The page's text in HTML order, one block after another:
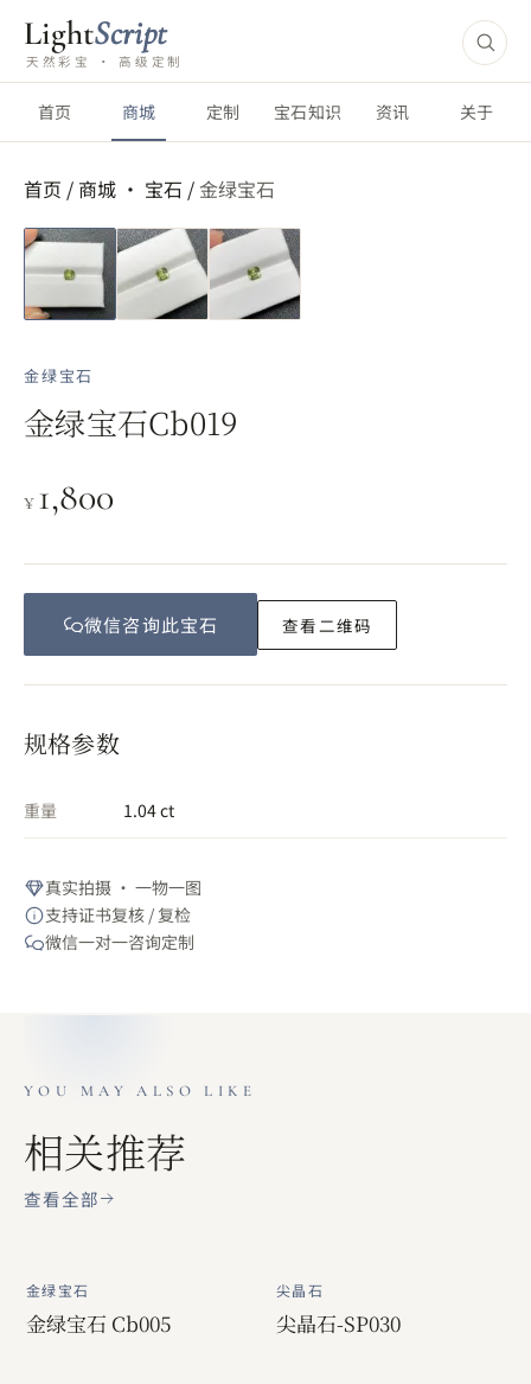
LightScript
天然彩宝 · 高级定制
首页 商城 定制 宝石知识 资讯 关于
首页 / 商城 · 宝石 /金绿宝石
金绿宝石
金绿宝石Cb019
¥1,800
微信咨询此宝石 查看二维码
规格参数
重量 1.04 ct
真实拍摄 · 一物一图
支持证书复核 / 复检
微信一对一咨询定制
YOU MAY ALSO LIKE
相关推荐
查看全部
金绿宝石
金绿宝石 Cb005
尖晶石
尖晶石-SP030